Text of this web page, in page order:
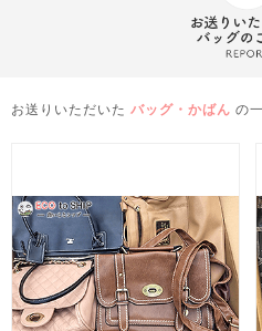
お送りいただいた バッグ・かばん の